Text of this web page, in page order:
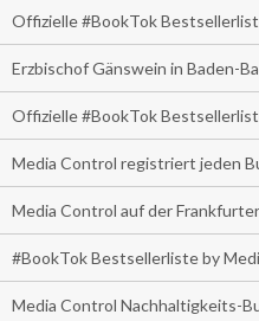
Offizielle #BookTok
Erzbischof Gänswein in Baden-
Offizielle #BookTok
Media Control registriert jeden
Media Control auf der
#BookTok Bestsellerliste by
Media Control Nachhaltigkeits-